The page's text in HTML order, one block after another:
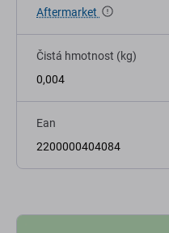
Aftermarket
Čistá hmotnost (kg)
0,004
Ean
2200000404084